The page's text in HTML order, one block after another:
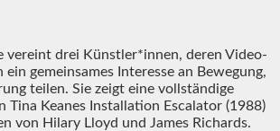
vereint drei Künstler*innen, deren Video-
gemeinsames Interesse an Bewegung,
teilen. Sie zeigt eine vollständige
Tina Keanes Installation Escalator (1988)
von Hilary Lloyd und James Richards.